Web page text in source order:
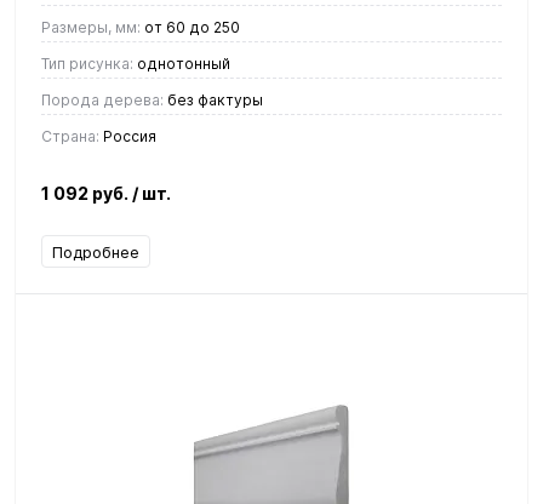
Размеры, мм: от 60 до 250
Тип рисунка: однотонный
Порода дерева: без фактуры
Страна: Россия
1 092 руб. / шт.
Подробнее